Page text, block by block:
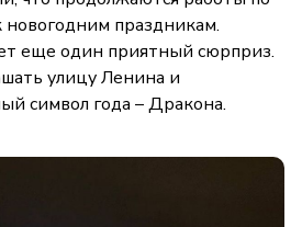
праздникам.
еще один приятный сюрприз.
улицу Ленина и
символ года – Дракона.